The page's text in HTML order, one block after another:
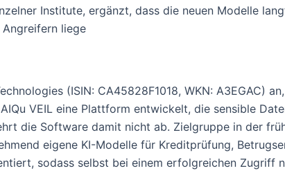
Institute, ergänzt, dass die neuen Modelle
liege
(ISIN: CA45828F1018, WKN: A3EGAC)
VEIL eine Plattform entwickelt, die sensible
die Software damit nicht ab. Zielgruppe in der
eigene KI-Modelle für Kreditprüfung,
sodass selbst bei einem erfolgreichen Zugriff